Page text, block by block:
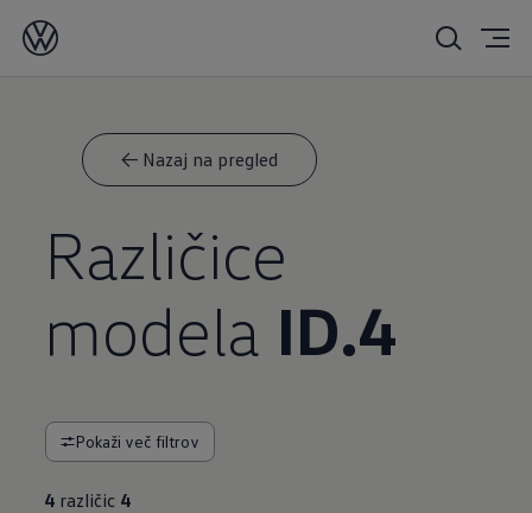
<- Nazaj na pregled
Različice
modela ID.4
Pokaži več filtrov
4 različic 4